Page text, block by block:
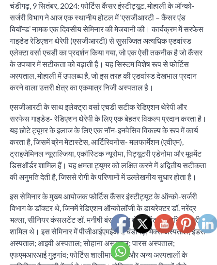
चंडीगढ़, 9 सितंबर, 2024: फोर्टिस कैंसर इंस्टीट्यूट, मोहाली के ऑन्को-
सर्जरी विभाग ने आज एक स्थानीय होटल में ‘एसजीआरटी – कैंसर एंड
बियॉन्ड’ नामक एक दिवसीय सेमिनार की मेजबानी की। कार्यक्रम में सरफेस
गाइडेड रेडिएशन थेरेपी (एसजीआरटी) से सुसज्जित अत्यधिक एडवांस्ड
एलेक्टा वर्सा एचडी का प्रदर्शन किया गया, जो एक ऐसी तकनीक है जो कैंसर
के उपचार में सटीकता को बढ़ाती है। यह सिस्टम विशेष रूप से फोर्टिस
अस्पताल, मोहाली में उपलब्ध है, जो इस तरह की एडवांस्ड देखभाल प्रदान
करने वाला उत्तरी क्षेत्र का एकमात्र निजी अस्पताल है।
एसजीआरटी के साथ इलेक्ट्रा वर्सा एचडी सटीक रेडिएशन थेरेपी और
सरफेस गाइडेड- रेडिएशन थेरेपी के लिए एक बेहतर विकल्प प्रदान करता है।
यह छोटे ट्यूमर के इलाज के लिए एक नॉन-इनवेसिव विकल्प के रूप में कार्य
करता है, जिसमें ब्रेन मेटास्टेस, आर्टिरिवनोस- मलफार्मेशन (एवीएम),
ट्राइजेमिनल न्यूराल्जिया, एकॉस्टिक न्यूरोमा, पिट्यूटरी एडेनोमा और मूवमेंट
डिसऑर्डर शामिल हैं। यह क्षमता ट्यूमर को लक्षित करने में अद्वितीय सटीकता
की अनुमति देती है, जिससे रोगी के परिणामों में उल्लेखनीय सुधार होता है।
इस सेमिनार के मुख्य आयोजक फोर्टिस कैंसर इंस्टीट्यूट के ऑन्को-सर्जरी
विभाग के डॉक्टर थे, जिनमें रेडिएशन ऑन्कोलॉजी के डायरेक्टर डॉ. नरेंद्र
भल्ला, सीनियर कंसलटेंट डॉ. मनीषी बंसल और कंसलटेंट डॉ. अभिषेक पुरी
शामिल थे। इस सेमिनार में पीजीआईएमईआर, चंडीगढ़; मैक्स अस्पताल; इंडस
अस्पताल; आइवी अस्पताल; सोहाना अस्पताल; पारस अस्पताल;
एफएमआरआई गुड़गांव; फोर्टिस शालीमार बाग; और अन्य अस्पतालों के